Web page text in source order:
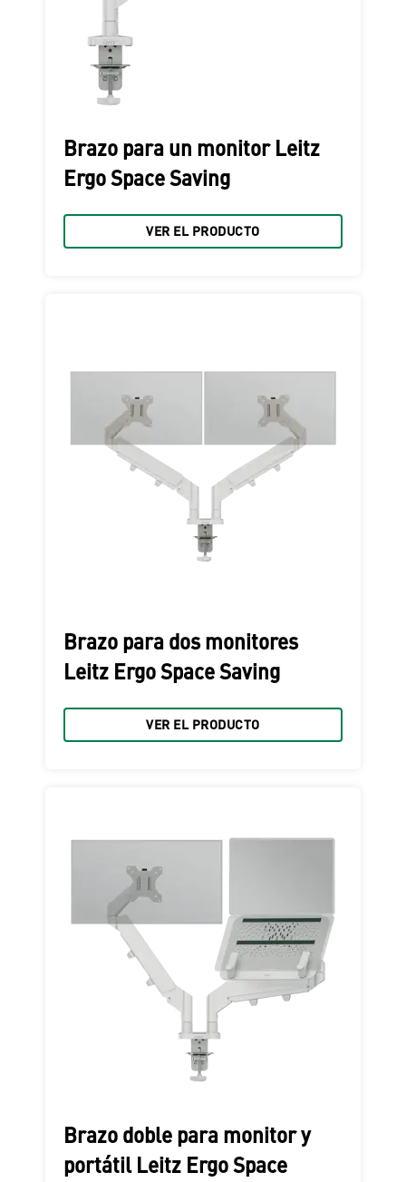
Brazo para un monitor Leitz
Ergo Space Saving
VER EL PRODUCTO
Brazo para dos monitores
Leitz Ergo Space Saving
VER EL PRODUCTO
Brazo doble para monitor y
portátil Leitz Ergo Space